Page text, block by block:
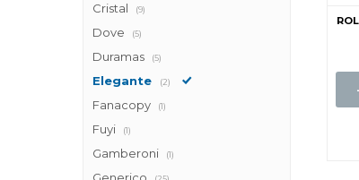
Cristal (9)
Dove (5)
Duramas (5)
Elegante (2)
Fanacopy (1)
Fuyi (1)
Gamberoni (1)